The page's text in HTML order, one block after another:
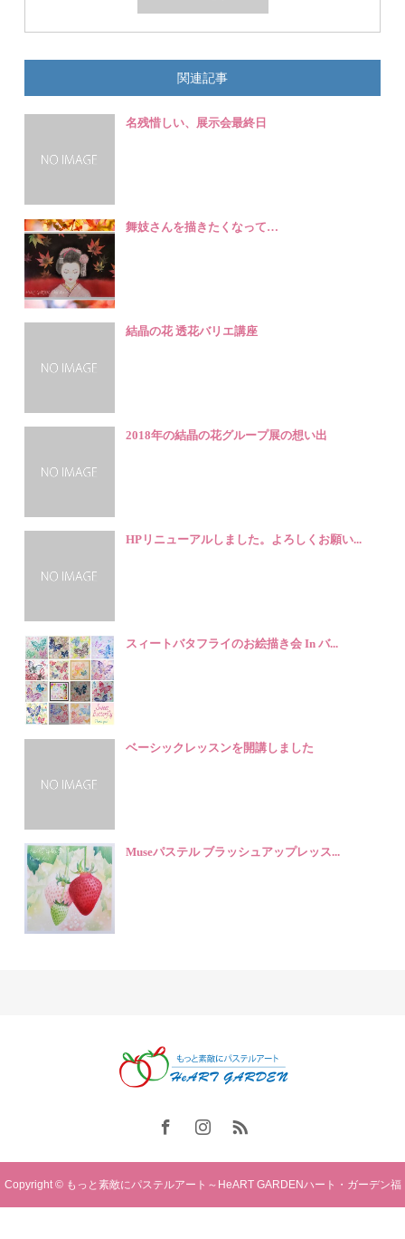
関連記事
名残惜しい、展示会最終日
舞妓さんを描きたくなって…
結晶の花 透花バリエ講座
2018年の結晶の花グループ展の想い出
HPリニューアルしました。よろしくお願い...
スィートバタフライのお絵描き会 In バ...
ベーシックレッスンを開講しました
Museパステル ブラッシュアップレッス...
Copyright © もっと素敵にパステルアート～HeART GARDENハート・ガーデン福